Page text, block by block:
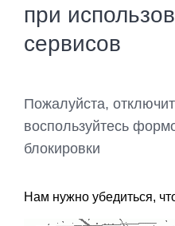
при
сервисов
Пожалуйста,
воспользуйтесь
блокировки
Нам нужно убедиться,